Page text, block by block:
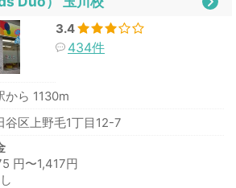
3.4
434件
から 1130m
谷区上野毛1丁目12-7
〜1,417円